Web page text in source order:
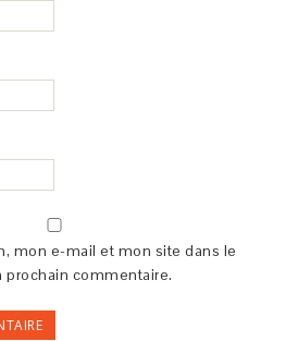
mon e-mail et mon site dans le
prochain commentaire.